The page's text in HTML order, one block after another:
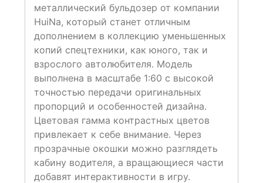
металлический бульдозер от компании
HuiNa, который станет отличным
дополнением в коллекцию уменьшенных
копий спецтехники, как юного, так и
взрослого автолюбителя. Модель
выполнена в масштабе 1:60 с высокой
точностью передачи оригинальных
пропорций и особенностей дизайна.
Цветовая гамма контрастных цветов
привлекает к себе внимание. Через
прозрачные окошки можно разглядеть
кабину водителя, а вращающиеся части
добавят интерактивности в игру.